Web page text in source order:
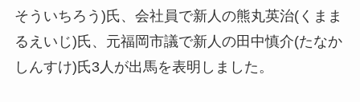
そういちろう)氏、会社員で新人の熊丸英治(くまま
るえいじ)氏、元福岡市議で新人の田中慎介(たなか
しんすけ)氏3人が出馬を表明しました。